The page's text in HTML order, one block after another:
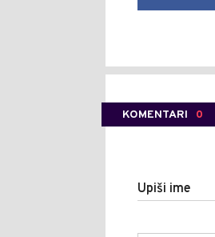
KOMENTARI 0
Upiši ime